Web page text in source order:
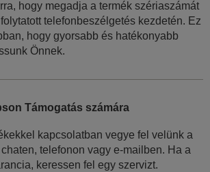
hogy megadja a termék szériaszámát
telefonbeszélgetés kezdetén. Ez
hogy gyorsabb és hatékonyabb
Önnek.
Támogatás számára
kapcsolatban vegye fel velünk a
telefonon vagy e-mailben. Ha a
keressen fel egy szervizt.